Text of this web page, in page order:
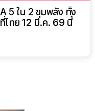
5 ใน 2 ขุมพลัง ทั้ง
ไทย 12 มี.ค. 69 นี้